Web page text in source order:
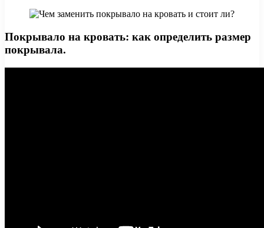
Покрывало на кровать: как определить размер
покрывала.